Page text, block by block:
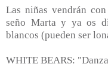
Las niñas vendrán
seño Marta y ya os
blancos (pueden ser
WHITE BEARS: